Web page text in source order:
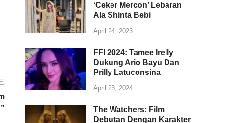
‘Ceker Mercon’ Lebaran
Ala Shinta Bebi
April 24, 2023
FFI 2024: Tamee Irelly
Dukung Ario Bayu Dan
Prilly Latuconsina
April 23, 2024
The Watchers: Film
Debutan Dengan Karakter